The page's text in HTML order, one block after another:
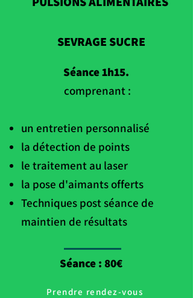
SEVRAGE SUCRE
Séance 1h15.
comprenant :
un entretien personnalisé
la détection de points
le traitement au laser
la pose d'aimants offerts
Techniques post séance de
maintien de résultats
Séance : 80€
Prendre rendez-vous